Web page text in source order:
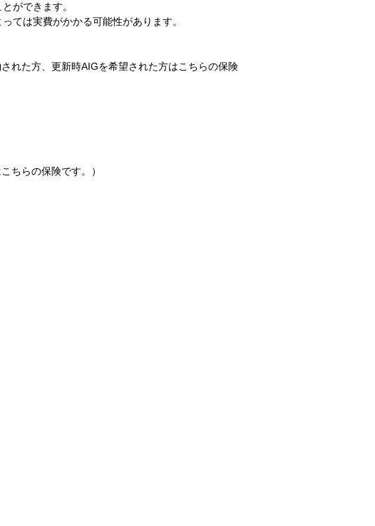
ができます。
ては実費がかかる可能性があります。
れた方、更新時AIGを希望された方はこちらの保険
ちらの保険です。）